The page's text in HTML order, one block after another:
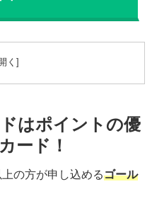
はポイントの優
ード！
の方が申し込めるゴール